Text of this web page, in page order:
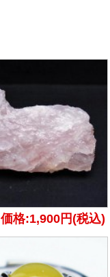
価格:1,900円(税込)